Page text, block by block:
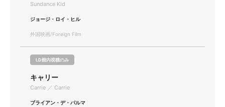
Sundance Kid
ジョージ・ロイ・ヒル
外国映画/Foreign Film
LD館内視聴のみ
キャリー
Carrie ／ Carrie
ブライアン・デ・パルマ